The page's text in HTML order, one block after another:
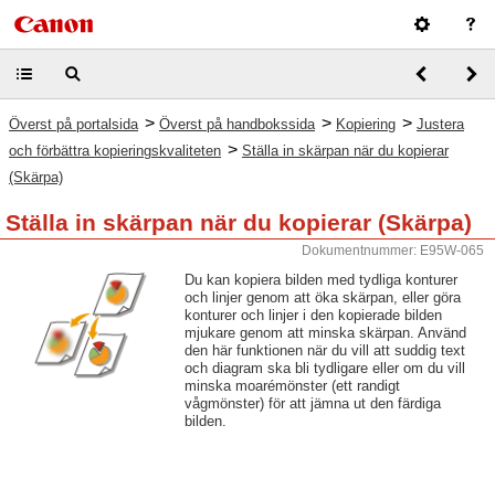
Överst på portalsida > Överst på handbokssida > Kopiering > Justera
och förbättra kopieringskvaliteten > Ställa in skärpan när du kopierar
(Skärpa)
Ställa in skärpan när du kopierar (Skärpa)
Dokumentnummer: E95W-065
Du kan kopiera bilden med tydliga konturer
och linjer genom att öka skärpan, eller göra
konturer och linjer i den kopierade bilden
mjukare genom att minska skärpan. Använd
den här funktionen när du vill att suddig text
och diagram ska bli tydligare eller om du vill
minska moarémönster (ett randigt
vågmönster) för att jämna ut den färdiga
bilden.